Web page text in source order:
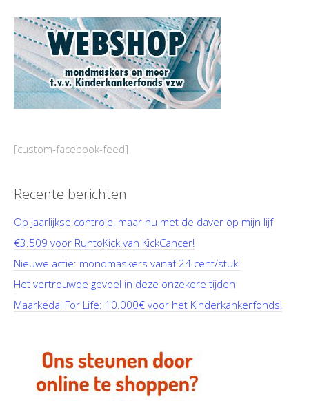
[custom-facebook-feed]
Recente berichten
Op jaarlijkse controle, maar nu met de daver op mijn lijf
€3.509 voor RuntoKick van KickCancer!
Nieuwe actie: mondmaskers vanaf 24 cent/stuk!
Het vertrouwde gevoel in deze onzekere tijden
Maarkedal For Life: 10.000€ voor het Kinderkankerfonds!